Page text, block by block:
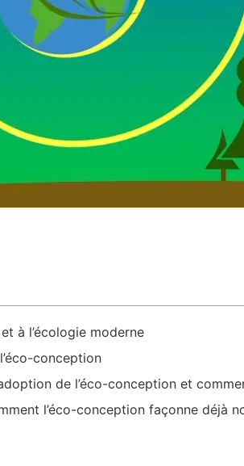
à l’écologie moderne
conception
de l’éco-conception et
l’éco-conception façonne déjà